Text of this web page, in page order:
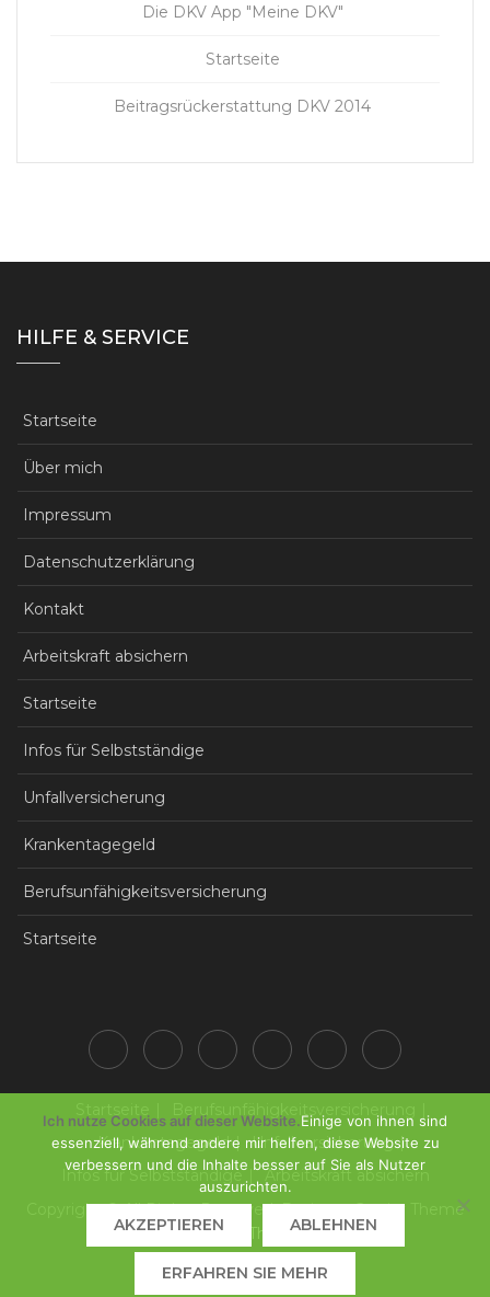
Die DKV App "Meine DKV"
Startseite
Beitragsrückerstattung DKV 2014
HILFE & SERVICE
Startseite
Über mich
Impressum
Datenschutzerklärung
Kontakt
Arbeitskraft absichern
Startseite
Infos für Selbstständige
Unfallversicherung
Krankentagegeld
Berufsunfähigkeitsversicherung
Startseite
Krankentagegeld
Unfallversicherung
Infos für Selbstständige
Arbeitskraft absichern
Copyright © All Rights Reserved. Business Gravity Theme
byKeon Themes
Ich nutze Cookies auf dieser Website.Einige von ihnen sind
essenziell, während andere mir helfen, diese Website zu
verbessern und die Inhalte besser auf Sie als Nutzer
auszurichten.
AKZEPTIEREN ABLEHNEN
ERFAHREN SIE MEHR